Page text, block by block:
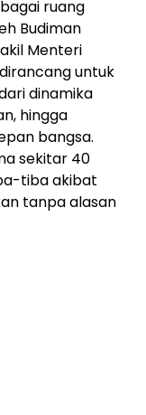
ruang
Budiman
Menteri
untuk
dinamika
hingga
bangsa.
sekitar 40
tiba akibat
tanpa alasan